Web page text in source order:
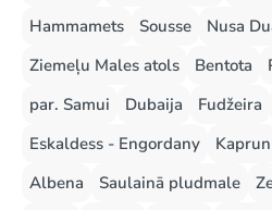
Hammamets
Sousse Nusa
Ziemeļu Males atols
Bentota
par. Samui
Dubaija Fudžeira
Eskaldess - Engordany
Kaprun
Albena
Saulainā pludmale